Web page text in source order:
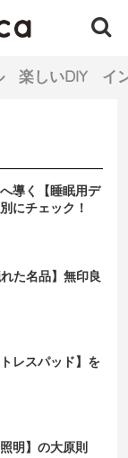
楽しいDIY イ
導く【睡眠用デ
にチェック！
た名品】無印良
レスパッド】を
明】の大原則